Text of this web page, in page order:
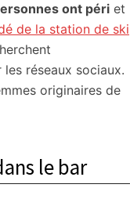
ont péri et
de la station de ski
réseaux sociaux.
originaires de
le bar